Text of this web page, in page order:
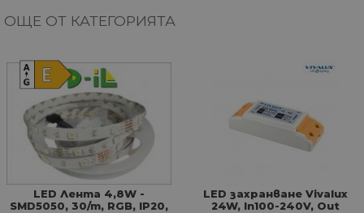
ОЩЕ ОТ КАТЕГОРИЯТА
LED Лента 4,8W -
SMD5050, 30/m, RGB, IP20,
LED захранване Vivalux
24W, In100-240V, Out